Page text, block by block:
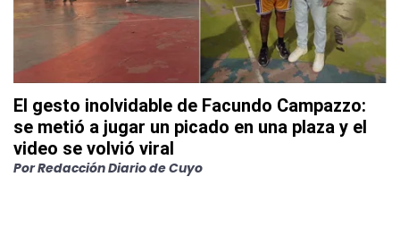
El gesto inolvidable de Facundo Campazzo:
se metió a jugar un picado en una plaza y el
video se volvió viral
PorRedacción Diario de Cuyo